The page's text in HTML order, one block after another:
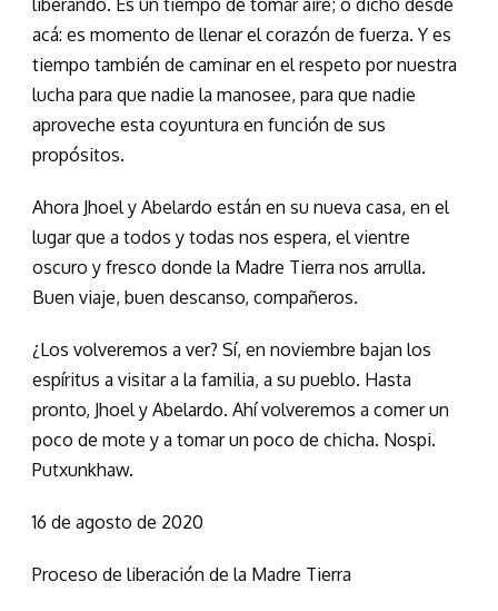
acá: es momento de llenar el corazón de fuerza. Y es
tiempo también de caminar en el respeto por nuestra
lucha para que nadie la manosee, para que nadie
aproveche esta coyuntura en función de sus
propósitos.
Ahora Jhoel y Abelardo están en su nueva casa, en el
lugar que a todos y todas nos espera, el vientre
oscuro y fresco donde la Madre Tierra nos arrulla.
Buen viaje, buen descanso, compañeros.
¿Los volveremos a ver? Sí, en noviembre bajan los
espíritus a visitar a la familia, a su pueblo. Hasta
pronto, Jhoel y Abelardo. Ahí volveremos a comer un
poco de mote y a tomar un poco de chicha. Nospi.
Putxunkhaw.
16 de agosto de 2020
Proceso de liberación de la Madre Tierra